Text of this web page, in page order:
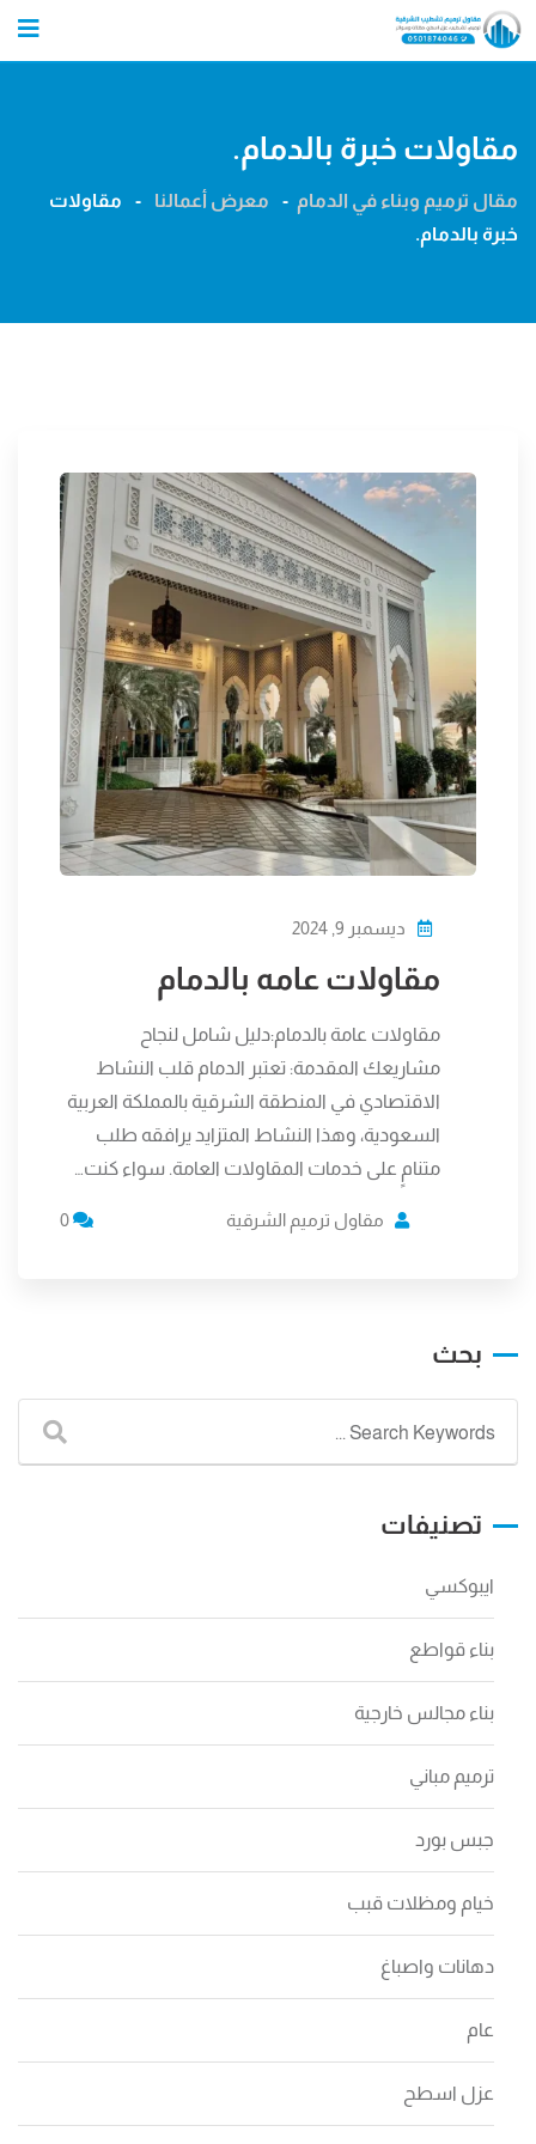
Skip
مقاولات خبرة بالدمام.
مقال ترميم وبناء في الدمام - معرض أعمالنا -
مقاولات
خبرة بالدمام.
ديسمبر 9, 2024
مقاولات عامه بالدمام
مقاولات عامة بالدمام:دليل شامل لنجاح
مشاريعك المقدمة: تعتبر الدمام قلب النشاط
الاقتصادي في المنطقة الشرقية بالمملكة العربية
السعودية، وهذا النشاط المتزايد يرافقه طلب
متنامٍ على خدمات المقاولات العامة. سواء كنت…
مقاول ترميم الشرقية
بحث
تصنيفات
ايبوكسي
بناء قواطع
بناء مجالس خارجية
ترميم مباني
جبس بورد
خيام ومظلات قبب
دهانات واصباغ
عام
عزل اسطح